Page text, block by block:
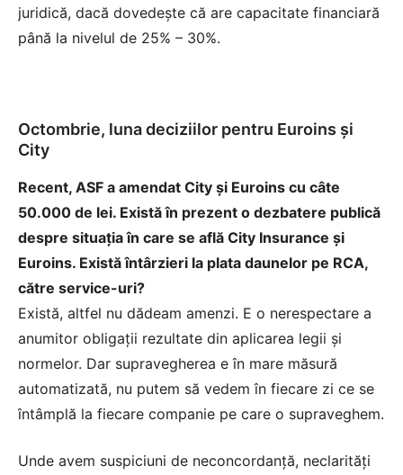
juridică, dacă dovedeşte că are capacitate financiară
până la nivelul de 25% – 30%.
Octombrie, luna deciziilor pentru Euroins şi
City
Recent, ASF a amendat City şi Euroins cu câte
50.000 de lei. Există în prezent o dezbatere publică
despre situaţia în care se află City Insurance şi
Euroins. Există întârzieri la plata daunelor pe RCA,
către service-uri?
Există, altfel nu dădeam amenzi. E o nerespectare a
anumitor obligaţii rezultate din aplicarea legii şi
normelor. Dar supravegherea e în mare măsură
automatizată, nu putem să vedem în fiecare zi ce se
întâmplă la fiecare companie pe care o supraveghem.
Unde avem suspiciuni de neconcordanţă, neclarităţi